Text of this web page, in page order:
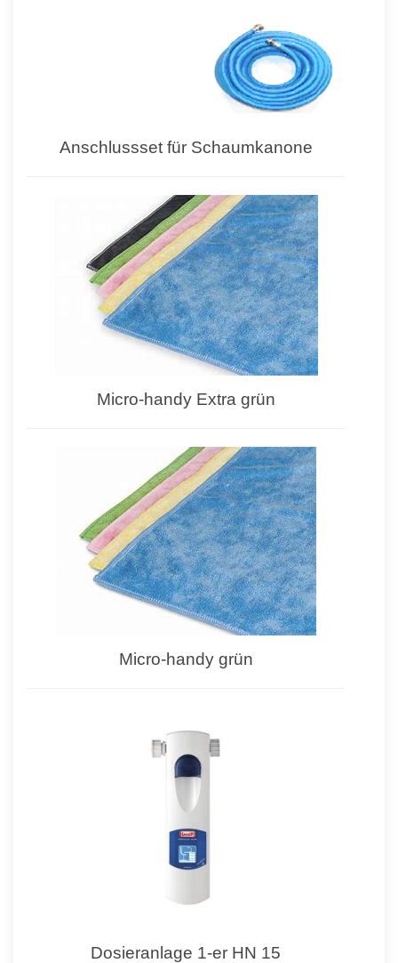
Anschlussset für Schaumkanone
Micro-handy Extra grün
Micro-handy grün
Dosieranlage 1-er HN 15